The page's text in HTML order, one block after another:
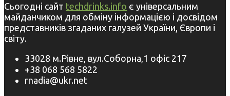
Сьогодні сайт techdrinks.info є універсальним
майданчиком для обміну інформацією і досвідом
представників згаданих галузей України, Європи і
світу.
33028 м.Рівне, вул.Соборна,1 офіс 217
+38 068 568 5822
rnadia@ukr.net